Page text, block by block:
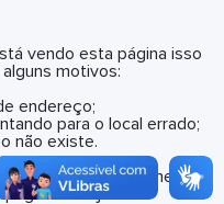
vendo esta página isso
motivos:
endereço;
para o local errado;
não existe.
que utilize o menu
desejada.